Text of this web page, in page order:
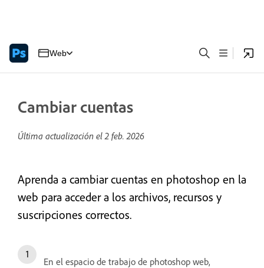
Web
Cambiar cuentas
Última actualización el2 feb. 2026
Aprenda a cambiar cuentas en photoshop en la
web para acceder a los archivos, recursos y
suscripciones correctos.
En el espacio de trabajo de photoshop web,